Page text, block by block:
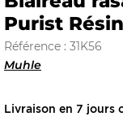
Purist
Référence : 31K56
Muhle
Livraison en 7 jours